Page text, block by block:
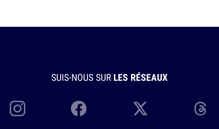
SUIS-NOUS SUR LES RÉSEAUX